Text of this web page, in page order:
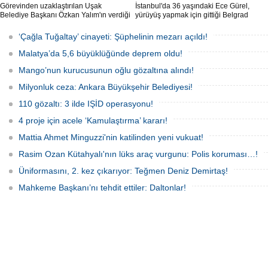
Görevinden uzaklaştırılan Uşak
Belediye Başkanı Özkan Yalım'ın verdiği
İstanbul'da 36 yaşındaki Ece Gürel,
yürüyüş yapmak için gittiği Belgrad
karıştı. 4 gün sonra sağ bulunan ancak
kaldırıldığı hastanede hayatını
kaybeden Ece'nin ölümüyle ilgili
soruşturma tamamlanırken, dikkat
çeken detaylar yer aldı.
‘Çağla Tuğaltay’ cinayeti: Şüphelinin mezarı açıldı!
Malatya’da 5,6 büyüklüğünde deprem oldu!
Mango’nun kurucusunun oğlu gözaltına alındı!
Milyonluk ceza: Ankara Büyükşehir Belediyesi!
110 gözaltı: 3 ilde IŞİD operasyonu!
4 proje için acele ‘Kamulaştırma’ kararı!
Mattia Ahmet Minguzzi'nin katilinden yeni vukuat!
Rasim Ozan Kütahyalı'nın lüks araç vurgunu: Polis koruması…!
Üniformasını, 2. kez çıkarıyor: Teğmen Deniz Demirtaş!
Mahkeme Başkanı’nı tehdit ettiler: Daltonlar!